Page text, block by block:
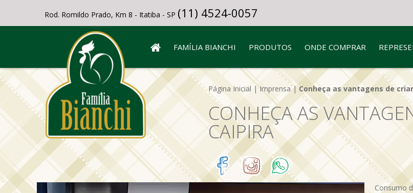
Rod. Romildo Prado, Km 8 - Itatiba - SP (11) 4524-0057
FAMÍLIA BIANCHI PRODUTOS ONDE COMPRAR
Página Inicial |Imprensa| Conheça as vantagens de
CONHEÇA AS
CAIPIRA
Consumo